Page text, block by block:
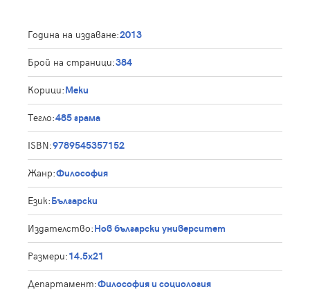
Година на издаване:2013
Брой на страници:384
Корици:Меки
Тегло:485 грама
ISBN:9789545357152
Жанр:Философия
Език:Български
Издателство:Нов български университет
Размери:14.5x21
Департамент:Философия и социология